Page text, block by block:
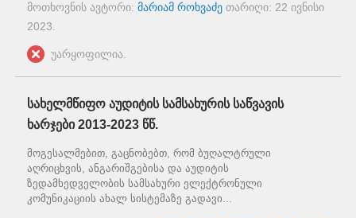
მოთხოვნის ავტორი: მარიამ როხვაძე თარიღი: 22 ივნისი
2023
უარყოფილია.
სახელმწიფო აუდიტის სამსახურის საწვავის
ხარჯები 2013-2023 წწ.
მოგესალმებით, გაცნობებთ, რომ ბუღალტრული
აღრიცხვის, ანგარიშგებისა და აუდიტის
ზედამხედველობის სამსახური ელექტრონული
კომუნიკაციის ახალ სისტემაზე გადავი...